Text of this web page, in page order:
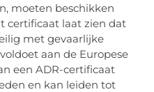
moeten beschikken
certificaat laat zien dat
met gevaarlijke
aan de Europese
een ADR-certificaat
en kan leiden tot